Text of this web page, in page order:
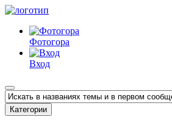
Фотогора
Вход
Категории